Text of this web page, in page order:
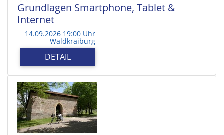
Grundlagen Smartphone, Tablet &
Internet
14.09.2026 19:00 Uhr
Waldkraiburg
DETAIL